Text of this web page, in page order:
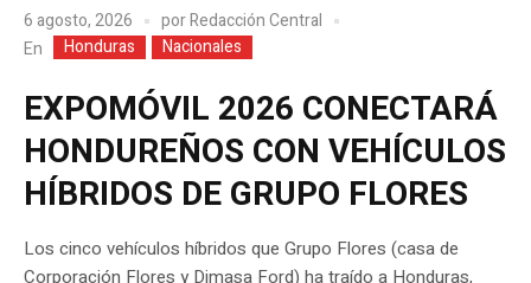
6 agosto, 2026 porRedacción Central
En
Honduras Nacionales
EXPOMÓVIL 2026 CONECTARÁ
HONDUREÑOS CON VEHÍCULOS
HÍBRIDOS DE GRUPO FLORES
Los cinco vehículos híbridos que Grupo Flores (casa de
Corporación Flores y Dimasa Ford) ha traído a Honduras,